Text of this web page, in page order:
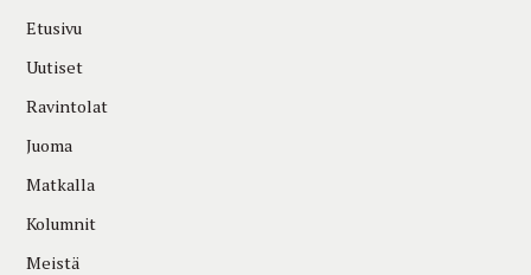
Etusivu
Uutiset
Ravintolat
Juoma
Matkalla
Kolumnit
Meistä